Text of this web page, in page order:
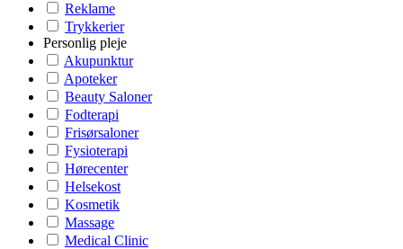
Reklame
Trykkerier
Personlig pleje
Akupunktur
Apoteker
Beauty Saloner
Fodterapi
Frisørsaloner
Fysioterapi
Hørecenter
Helsekost
Kosmetik
Massage
Medical Clinic